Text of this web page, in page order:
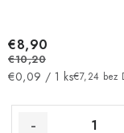
€7,24 bez
€8,90
€10,20
Jednotková
€0,09 / 1 ks